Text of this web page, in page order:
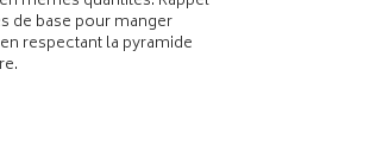
de base pour manger
respectant la pyramide